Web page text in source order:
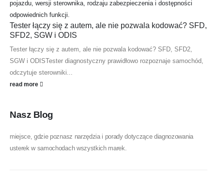
Tester łączy się z autem, ale nie pozwala kodować? SFD,
SFD2, SGW i ODIS
Tester łączy się z autem, ale nie pozwala kodować? SFD, SFD2,
SGW i ODISTester diagnostyczny prawidłowo rozpoznaje samochód,
odczytuje sterowniki...
read more
Nasz Blog
miejsce, gdzie poznasz narzędzia i porady dotyczące diagnozowania
usterek w samochodach wszystkich marek.